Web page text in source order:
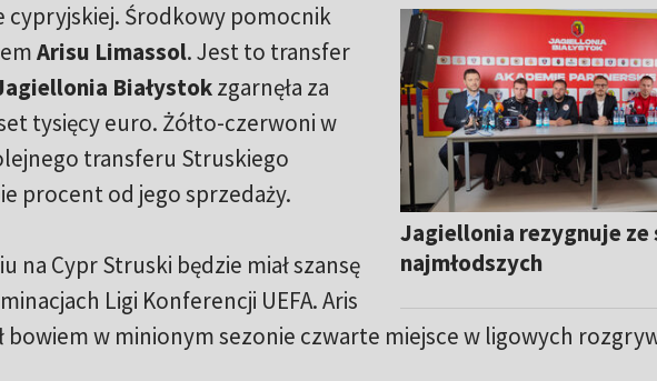
Jagiellonia rezygnuje ze
najmłodszych
cypryjskiej. Środkowy pomocnik
Arisu Limassol. Jest to transfer
Białystokzgarnęła za
tysięcy euro. Żółto-czerwoni w
transferu Struskiego
procent od jego sprzedaży.
na Cypr Struski będzie miał szansę
Ligi Konferencji UEFA. Aris
bowiem w minionym sezonie czwarte miejsce w ligowych